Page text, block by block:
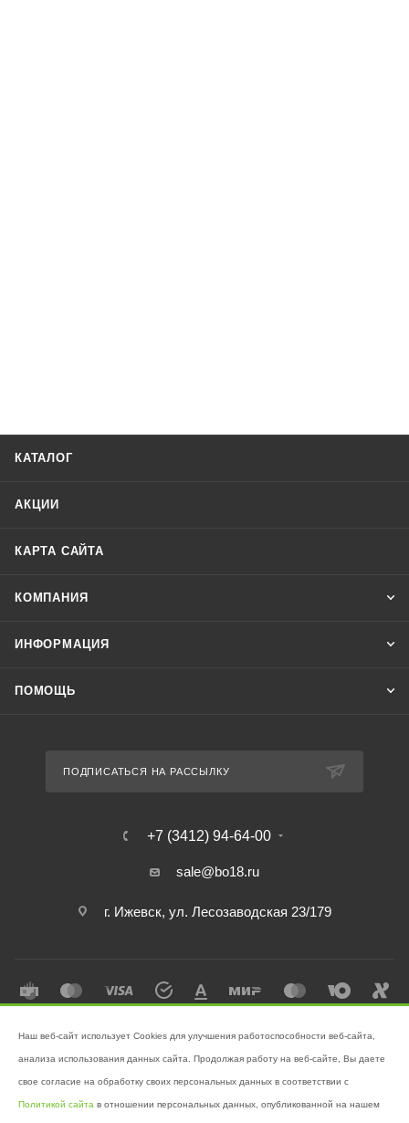
КАТАЛОГ
АКЦИИ
КАРТА САЙТА
КОМПАНИЯ
ИНФОРМАЦИЯ
ПОМОЩЬ
ПОДПИСАТЬСЯ НА РАССЫЛКУ
+7 (3412) 94-64-00
sale@bo18.ru
г. Ижевск, ул. Лесозаводская 23/179
поддержании чистоты!
Наш веб-сайт использует Cookies для улучшения работоспособности веб-сайта,
анализа использования данных сайта. Продолжая работу на веб-сайте, Вы даете
свое согласие на обработку своих персональных данных в соответствии с
Политикой сайта в отношении персональных данных, опубликованной на нашем